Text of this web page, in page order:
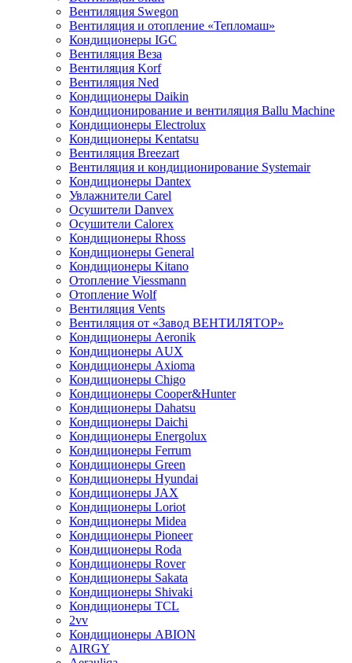
Вентиляция Swegon
Вентиляция и отопление «Тепломаш»
Кондиционеры IGC
Вентиляция Веза
Вентиляция Korf
Вентиляция Ned
Кондиционеры Daikin
Кондиционирование и вентиляция Ballu Machine
Кондиционеры Electrolux
Кондиционеры Kentatsu
Вентиляция Breezart
Вентиляция и кондиционирование Systemair
Кондиционеры Dantex
Увлажнители Carel
Осушители Danvex
Осушители Calorex
Кондиционеры Rhoss
Кондиционеры General
Кондиционеры Kitano
Отопление Viessmann
Отопление Wolf
Вентиляция Vents
Вентиляция от «Завод ВЕНТИЛЯТОР»
Кондиционеры Aeronik
Кондиционеры AUX
Кондиционеры Axioma
Кондиционеры Chigo
Кондиционеры Cooper&Hunter
Кондиционеры Dahatsu
Кондиционеры Daichi
Кондиционеры Energolux
Кондиционеры Ferrum
Кондиционеры Green
Кондиционеры Hyundai
Кондиционеры JAX
Кондиционеры Loriot
Кондиционеры Midea
Кондиционеры Pioneer
Кондиционеры Roda
Кондиционеры Rover
Кондиционеры Sakata
Кондиционеры Shivaki
Кондиционеры TCL
2vv
Кондиционеры ABION
AIRGY